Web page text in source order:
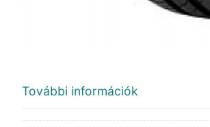
További információk